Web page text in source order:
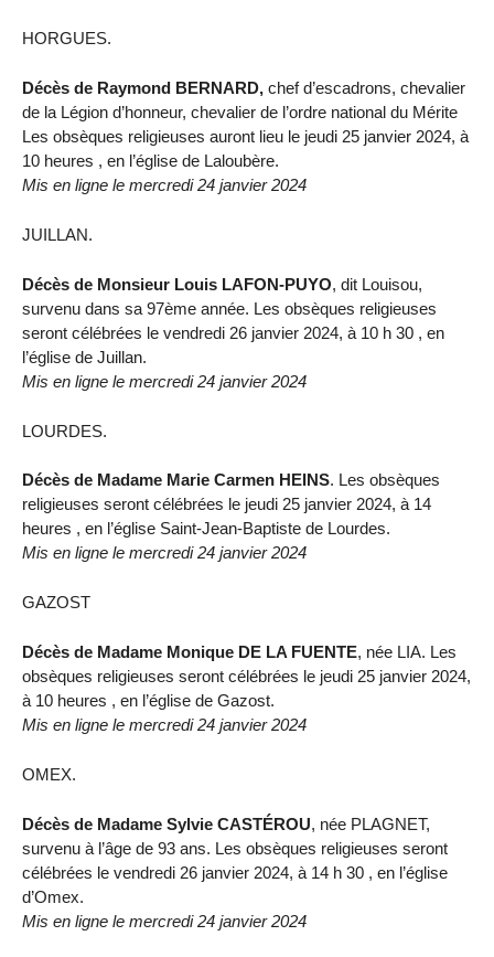
HORGUES.
Décès de Raymond BERNARD, chef d’escadrons, chevalier
de la Légion d’honneur, chevalier de l’ordre national du Mérite
Les obsèques religieuses auront lieu le jeudi 25 janvier 2024, à
10 heures , en l’église de Laloubère.
Mis en ligne le mercredi 24 janvier 2024
JUILLAN.
Décès de Monsieur Louis LAFON-PUYO, dit Louisou,
survenu dans sa 97ème année. Les obsèques religieuses
seront célébrées le vendredi 26 janvier 2024, à 10 h 30 , en
l’église de Juillan.
Mis en ligne le mercredi 24 janvier 2024
LOURDES.
Décès de Madame Marie Carmen HEINS. Les obsèques
religieuses seront célébrées le jeudi 25 janvier 2024, à 14
heures , en l’église Saint-Jean-Baptiste de Lourdes.
Mis en ligne le mercredi 24 janvier 2024
GAZOST
Décès de Madame Monique DE LA FUENTE, née LIA. Les
obsèques religieuses seront célébrées le jeudi 25 janvier 2024,
à 10 heures , en l’église de Gazost.
Mis en ligne le mercredi 24 janvier 2024
OMEX.
Décès de Madame Sylvie CASTÉROU, née PLAGNET,
survenu à l’âge de 93 ans. Les obsèques religieuses seront
célébrées le vendredi 26 janvier 2024, à 14 h 30 , en l’église
d’Omex.
Mis en ligne le mercredi 24 janvier 2024